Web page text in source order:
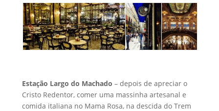
Estação Largo do Machado – depois de apreciar o
Cristo Redentor, comer uma massinha artesanal e
comida italiana no Mama Rosa, na descida do Trem